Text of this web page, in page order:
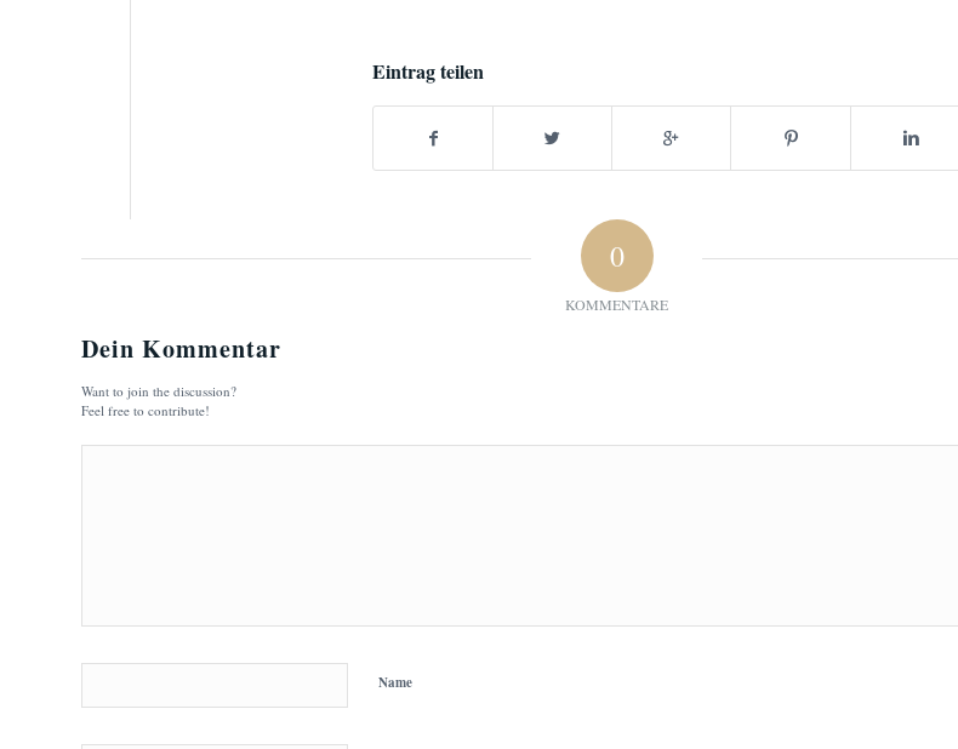
Eintrag teilen
0
KOMMENTARE
Dein Kommentar
Want to join the discussion?
Feel free to contribute!
Name